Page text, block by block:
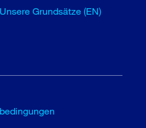
Unsere Grundsätze (EN)